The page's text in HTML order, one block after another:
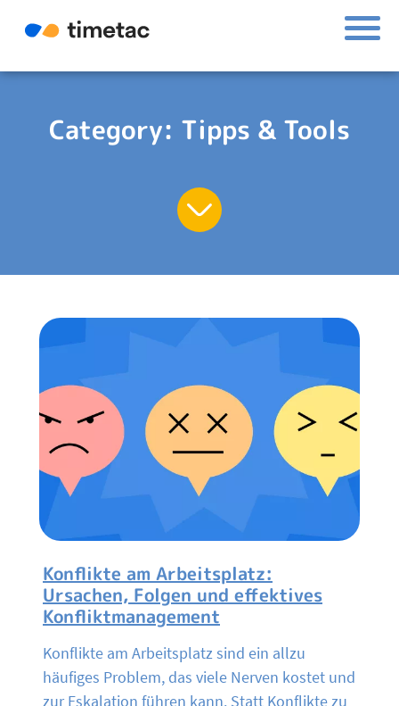
Category: Tipps & Tools
Konflikte am Arbeitsplatz:
Ursachen, Folgen und effektives
Konfliktmanagement
Konflikte am Arbeitsplatz sind ein allzu
häufiges Problem, das viele Nerven kostet und
zur Eskalation führen kann. Statt Konflikte zu